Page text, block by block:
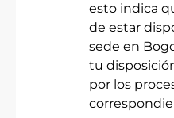
esto indica
de estar
sede en
tu
por los